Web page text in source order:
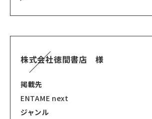
株式会社徳間書店 様
掲載先
ENTAME next
ジャンル